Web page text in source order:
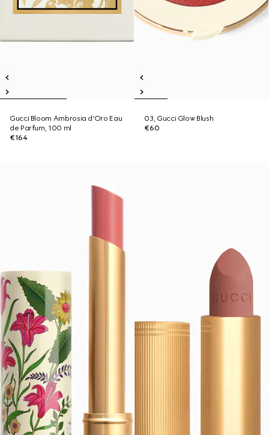
Gucci Bloom Ambrosia d'Oro Eau
de Parfum, 100 ml
€164
03, Gucci Glow Blush
€60